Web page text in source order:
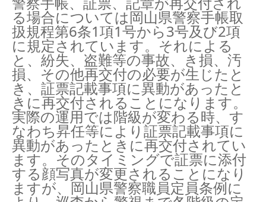
る場合については岡山県警察手帳取
扱規程第6条1項1号から3号及び2項
に規定されています。それによる
と、紛失、盗難等の事故、き損、汚
損、その他再交付の必要が生じたと
き、証票記載事項に異動があったと
きに再交付されることになります。
実際の運用では階級が変わる時、す
なわち昇任等により証票記載事項に
異動があったときに再交付されてい
ます。そのタイミングで証票に添付
する顔写真が変更されることになり
ますが、岡山県警察職員定員条例に